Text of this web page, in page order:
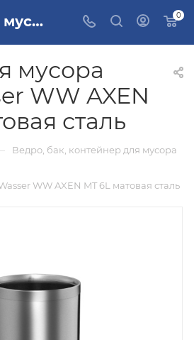
Ведро для мусора WeltWasser WW AXEN MT 6L матовая сталь купить в Москве 0
мусора
WW AXEN
сталь
Ведро, бак, контейнер для мусора
WW AXEN MT 6L матовая сталь